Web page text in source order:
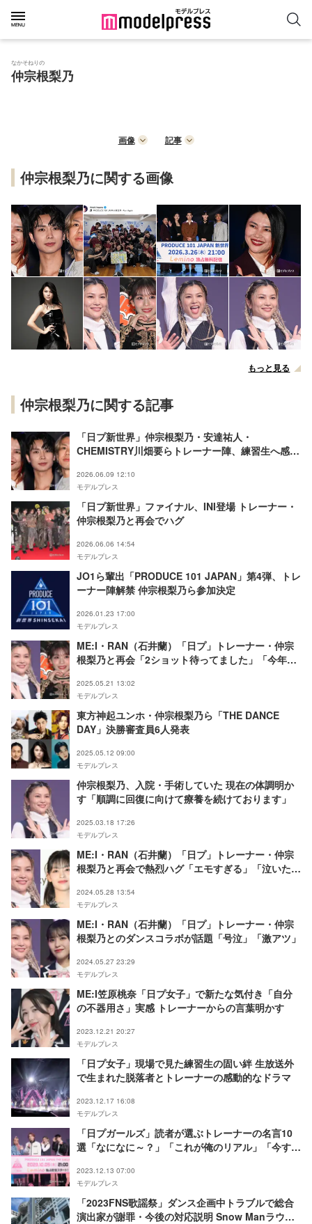
なかそねりの
仲宗根梨乃
画像 記事
仲宗根梨乃に関する画像
もっと見る
仲宗根梨乃に関する記事
「日プ新世界」仲宗根梨乃・安達祐人・
CHEMISTRY川畑要らトレーナー陣、練習生へ感謝
宝物」
2026.06.09 12:10
モデルプレス
「日プ新世界」ファイナル、INI登場 トレーナー・
仲宗根梨乃と再会でハグ
2026.06.06 14:54
モデルプレス
JO1ら輩出「PRODUCE 101 JAPAN」第4弾、トレ
ーナー陣解禁 仲宗根梨乃ら参加決定
2026.01.23 17:00
モデルプレス
ME:I・RAN（石井蘭）「日プ」トレーナー・仲宗
根梨乃と再会「2ショット待ってました」「今年も
2025.05.21 13:02
モデルプレス
東方神起ユンホ・仲宗根梨乃ら「THE DANCE
DAY」決勝審査員6人発表
2025.05.12 09:00
モデルプレス
仲宗根梨乃、入院・手術していた 現在の体調明か
す「順調に回復に向けて療養を続けております」
2025.03.18 17:26
モデルプレス
ME:I・RAN（石井蘭）「日プ」トレーナー・仲宗
根梨乃と再会で熱烈ハグ「エモすぎる」「泣いた」
2024.05.28 13:54
モデルプレス
ME:I・RAN（石井蘭）「日プ」トレーナー・仲宗
根梨乃とのダンスコラボが話題「号泣」「激アツ」
2024.05.27 23:29
モデルプレス
ME:I笠原桃奈「日プ女子」で新たな気付き「自分
の不器用さ」実感 トレーナーからの言葉明かす
2023.12.21 20:27
モデルプレス
「日プ女子」現場で見た練習生の固い絆 生放送外
で生まれた脱落者とトレーナーの感動的なドラマ
2023.12.17 16:08
モデルプレス
「日プガールズ」読者が選ぶトレーナーの名言10
選「なになに～？」「これが俺のリアル」「今すぐ
グ】
2023.12.13 07:00
モデルプレス
「2023FNS歌謡祭」ダンス企画中トラブルで総合
演出家が謝罪・今後の対応説明 Snow Manラウー